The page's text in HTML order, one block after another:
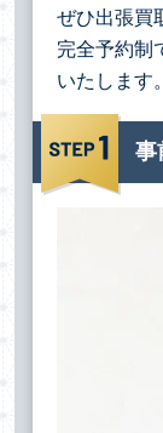
ぜひ出張買
完全予約制
いたします。
事